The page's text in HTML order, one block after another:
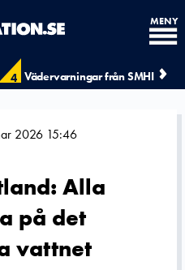
4 Vädervarningar från SMHI
MENY
2026 15:46
Alla
på det
vattnet